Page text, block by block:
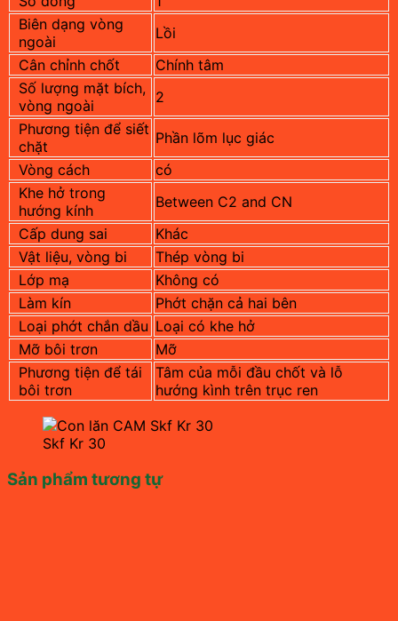
Biên dạng vòng
ngoài
Lồi
Cân chỉnh chốt
Chính tâm
Số lượng mặt bích,
vòng ngoài
2
Phương tiện để siết
chặt
Phần lõm lục giác
Vòng cách
có
Khe hở trong
hướng kính
Between C2 and CN
Cấp dung sai
Khác
Vật liệu, vòng bi
Thép vòng bi
Lớp mạ
Không có
Làm kín
Phớt chặn cả hai bên
Loại phớt chắn dầu Loại có khe hở
Mỡ bôi trơn
Mỡ
Phương tiện để tái
bôi trơn
Tâm của mỗi đầu chốt và lỗ
hướng kình trên trục ren
Skf Kr 30
Sản phẩm tương tự